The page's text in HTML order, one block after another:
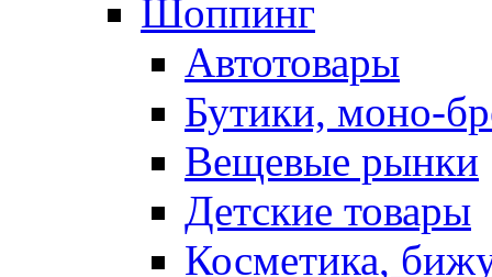
Шоппинг
Автотовары
Бутики, моно-
Вещевые рынки
Детские товары
Косметика,